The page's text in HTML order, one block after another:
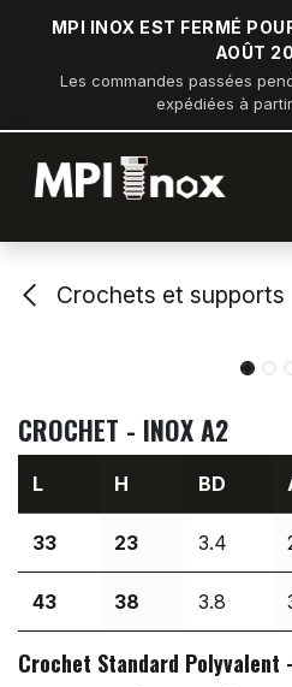
Se rendre au contenu
MPI INOX EST FERMÉ
AOÛT
Les commandes passées
expédiées à
Crochets et supports
CROCHET - INOX A2
L H BD
33 23 3.4
43 38 3.8
Crochet Standard Polyvalent